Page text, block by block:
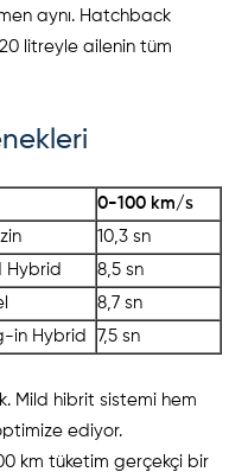
aynı. Hatchback
litreyle ailenin tüm
0-100 km/s
10,3 sn
Hybrid
8,5 sn
8,7 sn
in Hybrid 7,5 sn
Mild hibrit sistemi hem
ediyor.
km tüketim gerçekçi bir